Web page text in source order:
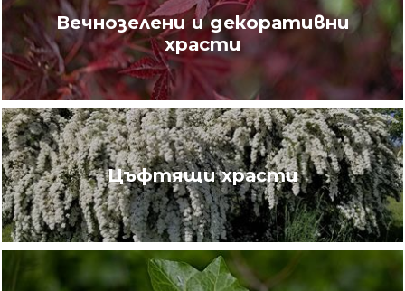
Вечнозелени и декоративни
храсти
Цъфтящи храсти